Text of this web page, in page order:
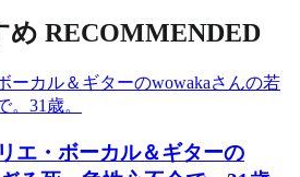
め RECOMMENDED
エ・ボーカル＆ギターの